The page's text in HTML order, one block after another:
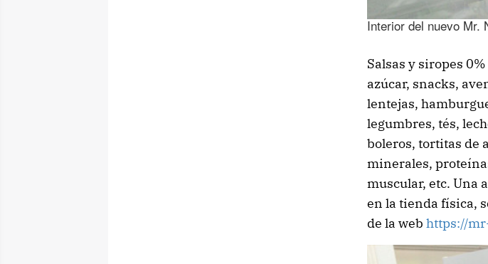
Interior del nuevo Mr.
Salsas y siropes
azúcar, snacks,
lentejas,
legumbres, tés,
boleros, tortitas de
minerales,
muscular, etc. Una
en la tienda física,
de la web https://